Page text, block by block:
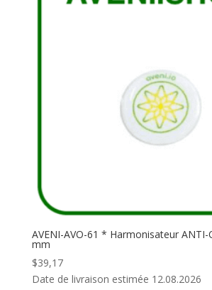
au
AVENI-AVO-61 * Harmonisateur ANTI-
mm
$39,17
Date de livraison estimée 12.08.2026